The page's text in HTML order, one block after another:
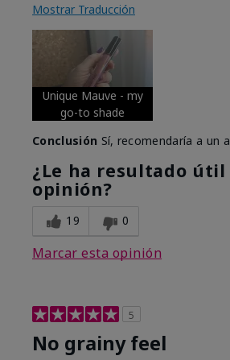
Mostrar Traducción
Unique Mauve - my
go-to shade
Conclusión Sí, recomendaría a un
¿Le ha resultado útil
opinión?
19 0
Marcar esta opinión
5
No grainy feel